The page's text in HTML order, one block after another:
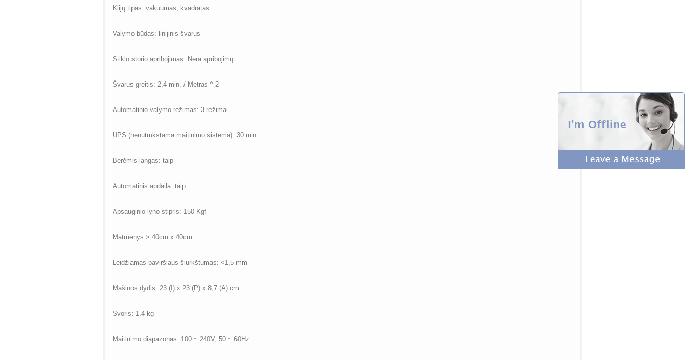
Klijų tipas: vakuumas, kvadratas
Valymo būdas: linijinis švarus
Stiklo storio apribojimas: Nėra apribojimų
Švarus greitis: 2,4 min. / Metras ^ 2
Automatinio valymo režimas: 3 režimai
UPS (nenutrūkstama maitinimo sistema): 30 min
Berėmis langas: taip
Automatinis apdaila: taip
Apsauginio lyno stipris: 150 Kgf
Matmenys:> 40cm x 40cm
Leidžiamas paviršiaus šiurkštumas: <1,5 mm
Mašinos dydis: 23 (I) x 23 (P) x 8,7 (A) cm
Svoris: 1,4 kg
Maitinimo diapazonas: 100 ~ 240V, 50 ~ 60Hz